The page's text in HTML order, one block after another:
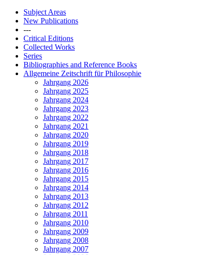
Subject Areas
New Publications
---
Critical Editions
Collected Works
Series
Bibliographies and Reference Books
Allgemeine Zeitschrift für Philosophie
Jahrgang 2026
Jahrgang 2025
Jahrgang 2024
Jahrgang 2023
Jahrgang 2022
Jahrgang 2021
Jahrgang 2020
Jahrgang 2019
Jahrgang 2018
Jahrgang 2017
Jahrgang 2016
Jahrgang 2015
Jahrgang 2014
Jahrgang 2013
Jahrgang 2012
Jahrgang 2011
Jahrgang 2010
Jahrgang 2009
Jahrgang 2008
Jahrgang 2007